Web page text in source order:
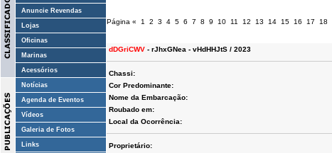
Anuncie Revendas
Lojas
Oficinas
Marinas
Acessórios
Notícias
Agenda de Eventos
Vídeos
Galeria de Fotos
Links
Página « 1 2 3 4 5 6 7 8 9 10 11 12 13 14 15 16 17 18
dDGriCWV - rJhxGNea - vHdHHJtS / 2023
Chassi:
Cor Predominante:
Nome da Embarcação:
Roubado em:
Local da Ocorrência:
Proprietário: